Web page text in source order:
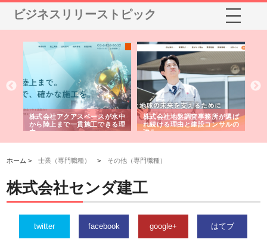
ビジネスリリーストピック
株式会社アクアスペースが水中
から陸上まで一貫施工できる理
由
株式会社地盤調査事務所が選ば
れ続ける理由と建設コンサルの
強み
ホーム >士業（専門職種） > その他（専門職種）
株式会社センダ建工
twitter facebook google+ はてブ